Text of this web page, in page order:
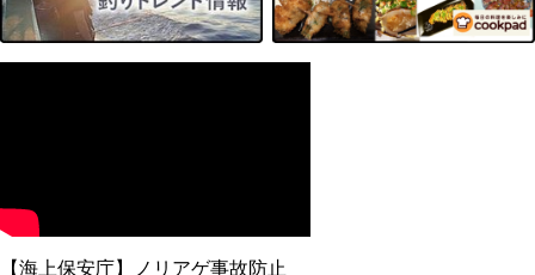
【海上保安庁】ノリアゲ事故防止